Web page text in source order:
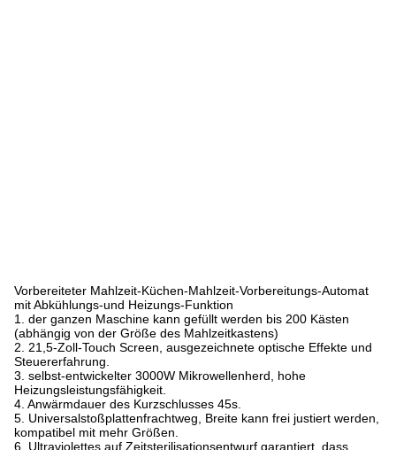
Vorbereiteter Mahlzeit-Küchen-Mahlzeit-Vorbereitungs-Automat
mit Abkühlungs-und Heizungs-Funktion
1. der ganzen Maschine kann gefüllt werden bis 200 Kästen
(abhängig von der Größe des Mahlzeitkastens)
2. 21,5-Zoll-Touch Screen, ausgezeichnete optische Effekte und
Steuererfahrung.
3. selbst-entwickelter 3000W Mikrowellenherd, hohe
Heizungsleistungsfähigkeit.
4. Anwärmdauer des Kurzschlusses 45s.
5. Universalstoßplattenfrachtweg, Breite kann frei justiert werden,
kompatibel mit mehr Größen.
6. Ultraviolettes auf Zeitsterilisationsentwurf garantiert, dass